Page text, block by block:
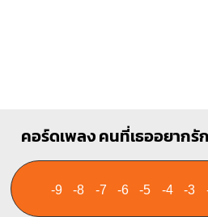
คอร์ดเพลง คนที่เธออยากรั
-9 -8 -7 -6 -5 -4 -3